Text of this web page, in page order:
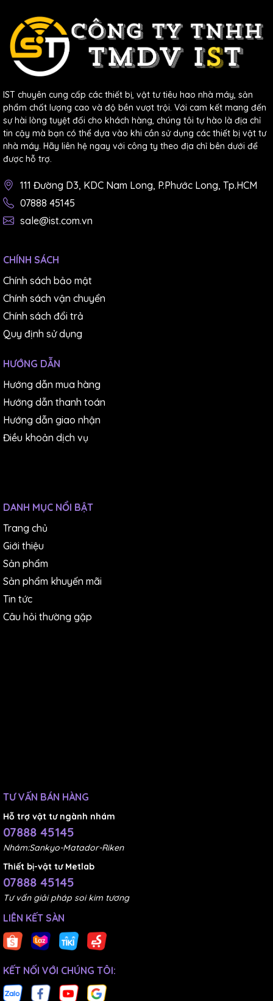
IST chuyên cung cấp các thiết bị, vật tư tiêu hao nhà máy, sản
phẩm chất lượng cao và độ bền vượt trội. Với cam kết mang đến
sự hài lòng tuyệt đối cho khách hàng, chúng tôi tự hào là địa chỉ
tin cậy mà bạn có thể dựa vào khi cần sử dụng các thiết bị vật tư
nhà máy. Hãy liên hệ ngay với công ty theo địa chỉ bên dưới để
được hỗ trợ.
111 Đường D3, KDC Nam Long, P.Phước Long, Tp.HCM
07888 45145
sale@ist.com.vn
CHÍNH SÁCH
Chính sách bảo mật
Chính sách vận chuyển
Chính sách đổi trả
Quy định sử dụng
HƯỚNG DẪN
Hướng dẫn mua hàng
Hướng dẫn thanh toán
Hướng dẫn giao nhận
Điều khoản dịch vụ
DANH MỤC NỔI BẬT
Trang chủ
Giới thiệu
Sản phẩm
Sản phẩm khuyến mãi
Tin tức
Câu hỏi thường gặp
TƯ VẤN BÁN HÀNG
Hỗ trợ vật tư ngành nhám
07888 45145
Nhám:Sankyo-Matador-Riken
Thiết bị-vật tư Metlab
07888 45145
Tư vấn giải pháp soi kim tương
LIÊN KẾT SÀN
KẾT NỐI VỚI CHÚNG TÔI: